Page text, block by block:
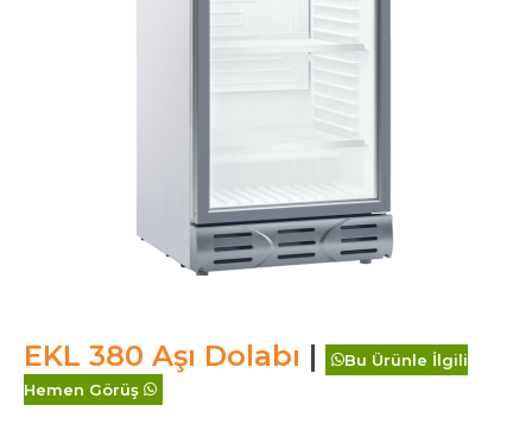
EKL 380 Aşı Dolabı |
Bu Ürünle İlgili
Hemen Görüş